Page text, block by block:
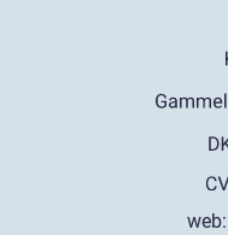
web: